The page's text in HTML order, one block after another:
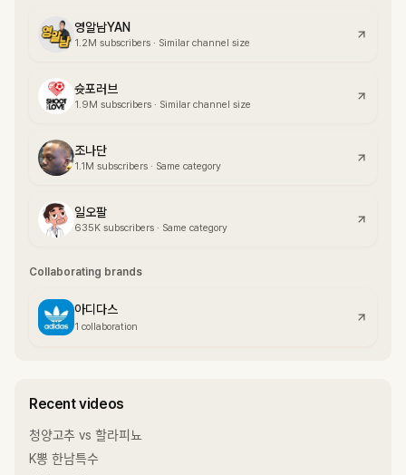
영알남YAN
1.2M subscribers · Similar channel size
슛포러브
1.9M subscribers · Similar channel size
조나단
1.1M subscribers · Same category
일오팔
635K subscribers · Same category
Collaborating brands
아디다스
1 collaboration
Recent videos
청양고추 vs 할라피뇨
K뽕 한남특수